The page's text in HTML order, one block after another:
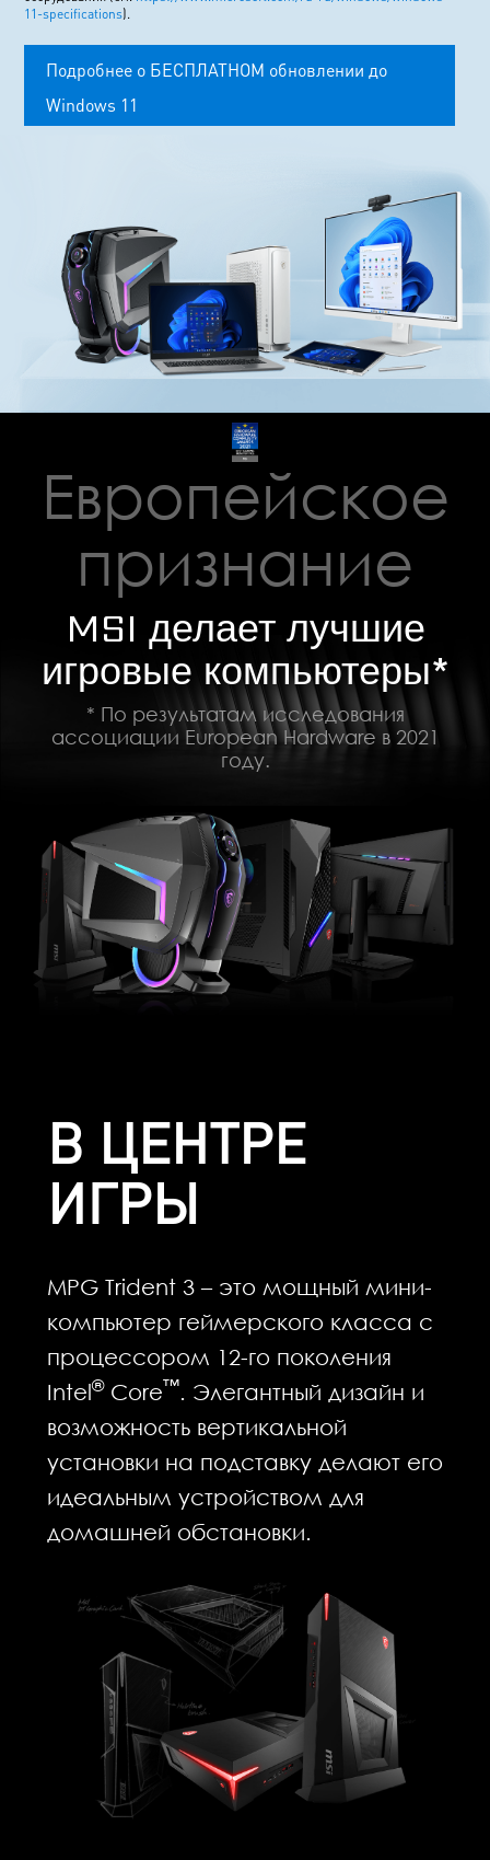
11-specifications).
Подробнее о БЕСПЛАТНОМ обновлении до
Windows 11
Европейское
признание
MSI делает лучшие
игровые компьютеры*
* По результатам исследования
ассоциации European Hardware в 2021
году.
В ЦЕНТРЕ
ИГРЫ
MPG Trident 3 – это мощный мини-
компьютер геймерского класса с
процессором 12-го поколения
Intel®Core™. Элегантный дизайн и
возможность вертикальной
установки на подставку делают его
идеальным устройством для
домашней обстановки.